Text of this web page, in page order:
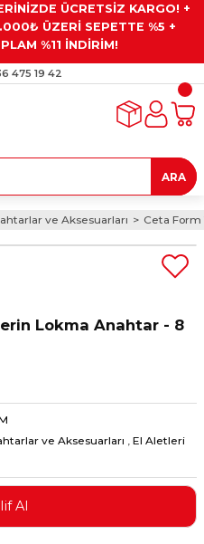
ÜCRETSİZ KARGO! +
ÜZERİ SEPETTE %5 +
%11 İNDİRİM!
475 19 42
ARA
ve Aksesuarları Ceta
Lokma Anahtar - 8
ve Aksesuarları , El Aletleri
Al